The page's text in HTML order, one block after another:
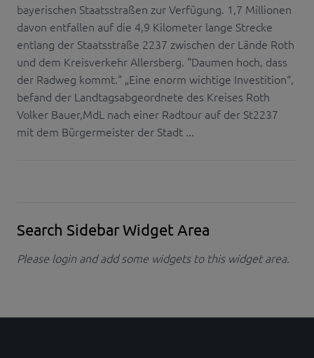
bayerischen Staatsstraßen zur Verfügung. 1,7 Millionen
davon entfallen auf die 4,9 Kilometer lange Strecke
entlang der Staatsstraße 2237 zwischen der Lände Roth
und dem Kreisverkehr Allersberg. "Daumen hoch, dass
der Radweg kommt." „Eine enorm wichtige Investition“,
befand der Landtagsabgeordnete des Kreises Roth
Volker Bauer,MdL nach einer Radtour auf der St2237
mit dem Bürgermeister der Stadt ...
Search Sidebar Widget Area
Please login and add some widgets to this widget area.